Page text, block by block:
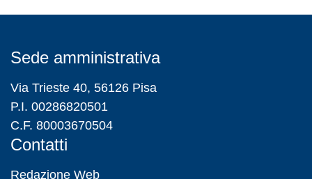
Sede amministrativa
Via Trieste 40, 56126 Pisa
P.I. 00286820501
C.F. 80003670504
Contatti
Redazione Web